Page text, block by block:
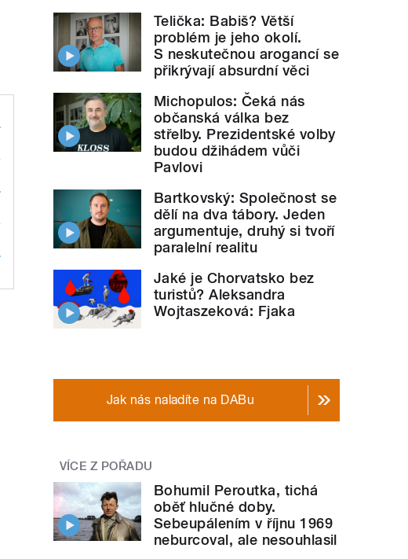
Telička: Babiš? Větší
problém je jeho okolí.
S neskutečnou arogancí se
přikrývají absurdní věci
Michopulos: Čeká nás
občanská válka bez
střelby. Prezidentské volby
budou džihádem vůči
Pavlovi
Bartkovský: Společnost se
dělí na dva tábory. Jeden
argumentuje, druhý si tvoří
paralelní realitu
Jaké je Chorvatsko bez
turistů? Aleksandra
Wojtaszeková: Fjaka
Jak nás naladíte na DABu
VÍCE Z POŘADU
Bohumil Peroutka, tichá
oběť hlučné doby.
Sebeupálením v říjnu 1969
neburcoval, ale nesouhlasil